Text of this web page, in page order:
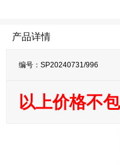
产品详情
编号：SP20240731/996
以上价格不